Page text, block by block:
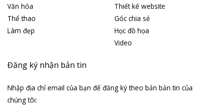
Văn hóa
Thể thao
Làm đẹp
Thiết kế website
Góc chia sẻ
Học đồ họa
Video
Đăng ký nhận bản tin
Nhập địa chỉ email của bạn để đăng ký theo bản bản tin của
chúng tôi: